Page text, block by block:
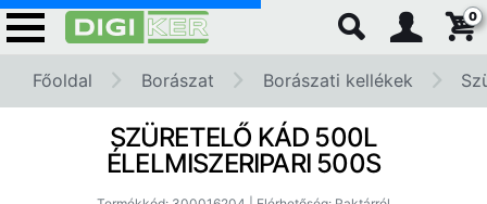
0
Főoldal Borászat Borászati kellékek
SZÜRETELŐ KÁD 500L
ÉLELMISZERIPARI 500S